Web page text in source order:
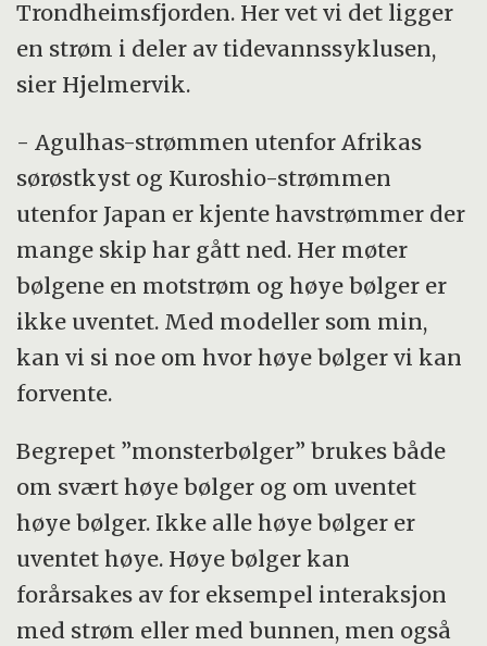
Trondheimsfjorden. Her vet vi det ligger
en strøm i deler av tidevannssyklusen,
sier Hjelmervik.
- Agulhas-strømmen utenfor Afrikas
sørøstkyst og Kuroshio-strømmen
utenfor Japan er kjente havstrømmer der
mange skip har gått ned. Her møter
bølgene en motstrøm og høye bølger er
ikke uventet. Med modeller som min,
kan vi si noe om hvor høye bølger vi kan
forvente.
Begrepet ”monsterbølger” brukes både
om svært høye bølger og om uventet
høye bølger. Ikke alle høye bølger er
uventet høye. Høye bølger kan
forårsakes av for eksempel interaksjon
med strøm eller med bunnen, men også